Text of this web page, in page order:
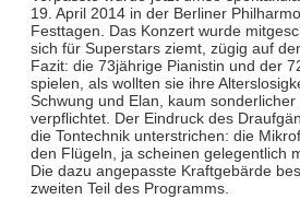
19. April 2014 in der Berliner
Festtagen. Das Konzert wurde
sich für Superstars ziemt, zügig auf
Fazit: die 73jährige Pianistin und der
spielen, als wollten sie ihre
Schwung und Elan, kaum sonderlicher
verpflichtet. Der Eindruck des
die Tontechnik unterstrichen: die
den Flügeln, ja scheinen gelegentlich
Die dazu angepasste Kraftgebärde
zweiten Teil des Programms.